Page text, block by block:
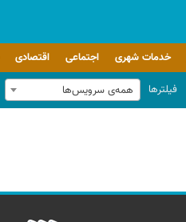
خدمات شهری اجتماعی اقتصادی
فیلترها همه‌ی سرویس‌ها